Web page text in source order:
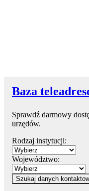
Baza
Sprawdź darmowy
urzędów.
Rodzaj instytucji:
Województwo:
Szukaj danych